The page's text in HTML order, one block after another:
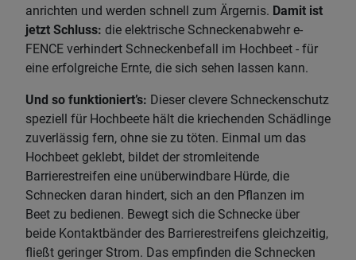
anrichten und werden schnell zum Ärgernis. Damit ist
jetzt Schluss: die elektrische Schneckenabwehr e-
FENCE verhindert Schneckenbefall im Hochbeet - für
eine erfolgreiche Ernte, die sich sehen lassen kann.
Und so funktioniert’s: Dieser clevere Schneckenschutz
speziell für Hochbeete hält die kriechenden Schädlinge
zuverlässig fern, ohne sie zu töten. Einmal um das
Hochbeet geklebt, bildet der stromleitende
Barrierestreifen eine unüberwindbare Hürde, die
Schnecken daran hindert, sich an den Pflanzen im
Beet zu bedienen. Bewegt sich die Schnecke über
beide Kontaktbänder des Barrierestreifens gleichzeitig,
fließt geringer Strom. Das empfinden die Schnecken